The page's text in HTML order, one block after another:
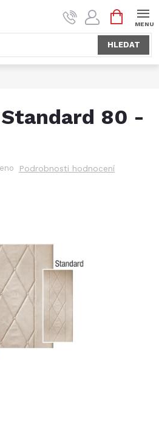
HLEDAT
NÁKUPNÍ
KOŠÍK
80 -
Podrobnosti hodnocení